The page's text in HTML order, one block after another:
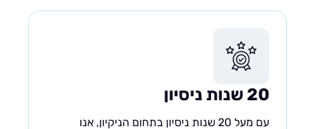
עם מעל 20 שנות ניסיון בתחום הניקיון, אנו